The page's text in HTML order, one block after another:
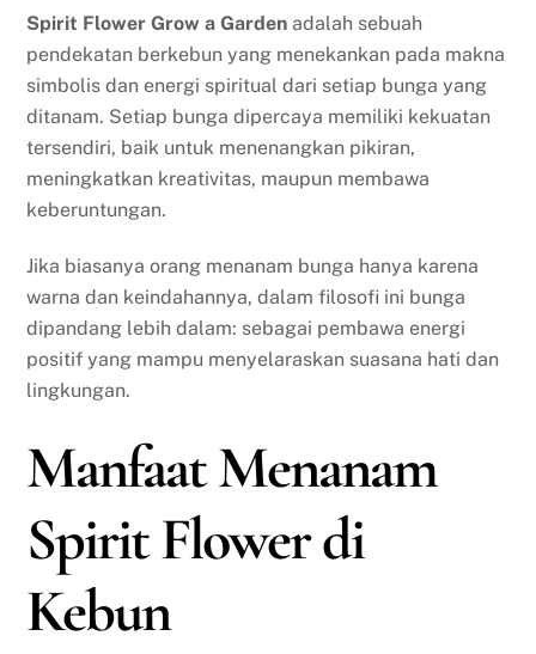
Spirit Flower Grow a Garden adalah sebuah
pendekatan berkebun yang menekankan pada makna
simbolis dan energi spiritual dari setiap bunga yang
ditanam. Setiap bunga dipercaya memiliki kekuatan
tersendiri, baik untuk menenangkan pikiran,
meningkatkan kreativitas, maupun membawa
keberuntungan.
Jika biasanya orang menanam bunga hanya karena
warna dan keindahannya, dalam filosofi ini bunga
dipandang lebih dalam: sebagai pembawa energi
positif yang mampu menyelaraskan suasana hati dan
lingkungan.
Manfaat Menanam
Spirit Flower di
Kebun